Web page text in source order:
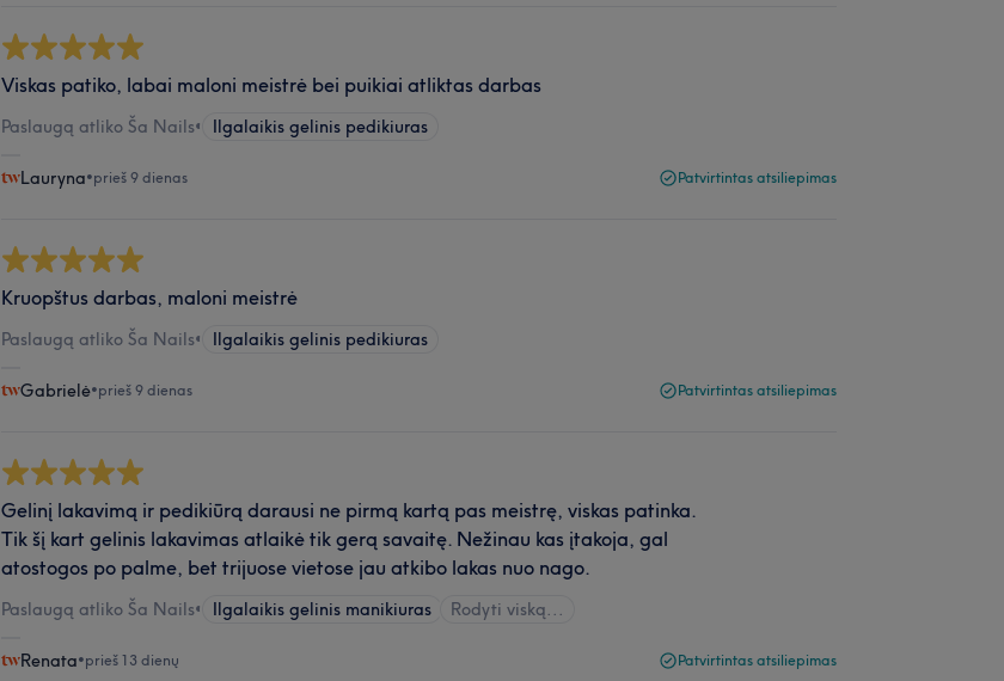
Viskas patiko, labai maloni meistrė bei puikiai atliktas darbas
Paslaugą atliko Ša Nails• Ilgalaikis gelinis pedikiuras
Lauryna•prieš 9 dienas Patvirtintas atsiliepimas
Kruopštus darbas, maloni meistrė
Paslaugą atliko Ša Nails• Ilgalaikis gelinis pedikiuras
Gabrielė•prieš 9 dienas Patvirtintas atsiliepimas
Gelinį lakavimą ir pedikiūrą darausi ne pirmą kartą pas meistrę, viskas patinka.
Tik šį kart gelinis lakavimas atlaikė tik gerą savaitę. Nežinau kas įtakoja, gal
atostogos po palme, bet trijuose vietose jau atkibo lakas nuo nago.
Paslaugą atliko Ša Nails• Ilgalaikis gelinis manikiuras Rodyti viską...
Renata•prieš 13 dienų Patvirtintas atsiliepimas